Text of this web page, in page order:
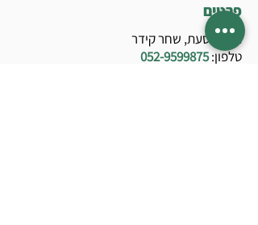
פרטים
נגעת נסעת, שחר קידר
טלפון:052-9599875